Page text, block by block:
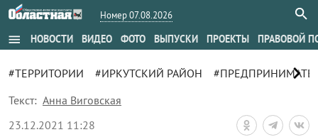
Номер 07.08.2026
menu НОВОСТИ ВИДЕО ФОТО ВЫПУСКИ ПРОЕКТЫ ПРАВОВОЙ
#ТЕРРИТОРИИ #ИРКУТСКИЙ РАЙОН chevron_right
Текст: Анна Виговская
23.12.2021 11:28